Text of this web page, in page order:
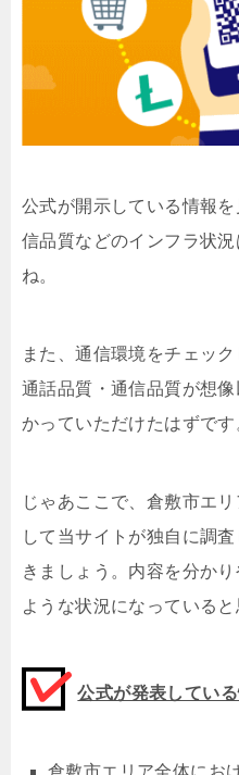
公式が開示している情報
信品質などのインフラ状
ね。
また、通信環境をチェッ
通話品質・通信品質が想
かっていただけたはずです
じゃあここで、倉敷市エ
して当サイトが独自に調
きましょう。内容を分か
ような状況になっていると
公式が発表してい
倉敷市エリア全体にお